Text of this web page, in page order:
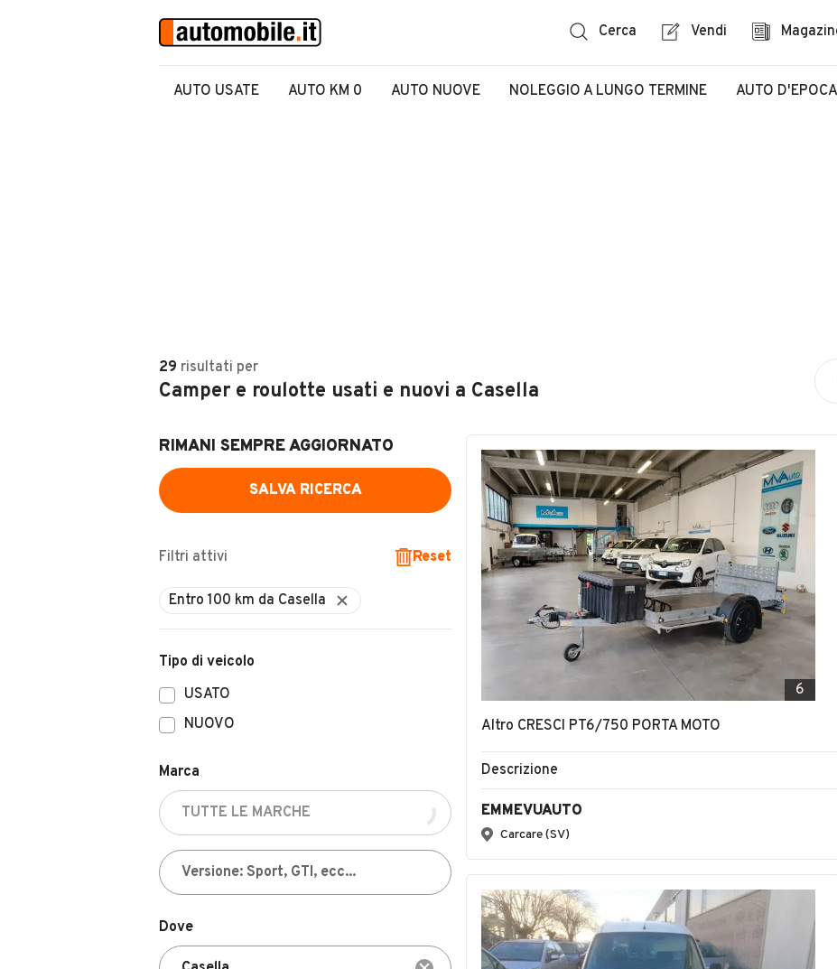
Cerca Vendi
AUTO USATE AUTO KM 0 AUTO NUOVE NOLEGGIO A LUNGO TERMINE AUTO D'EPOCA
29 risultati per
Camper e roulotte usati e nuovi a Casella
RIMANI SEMPRE AGGIORNATO
SALVA RICERCA
Filtri attivi Reset
Tipo di veicolo
USATO
NUOVO
Marca
Dove
6
Altro CRESCI PT6/750 PORTA MOTO
Descrizione
EMMEVUAUTO
Carcare (SV)